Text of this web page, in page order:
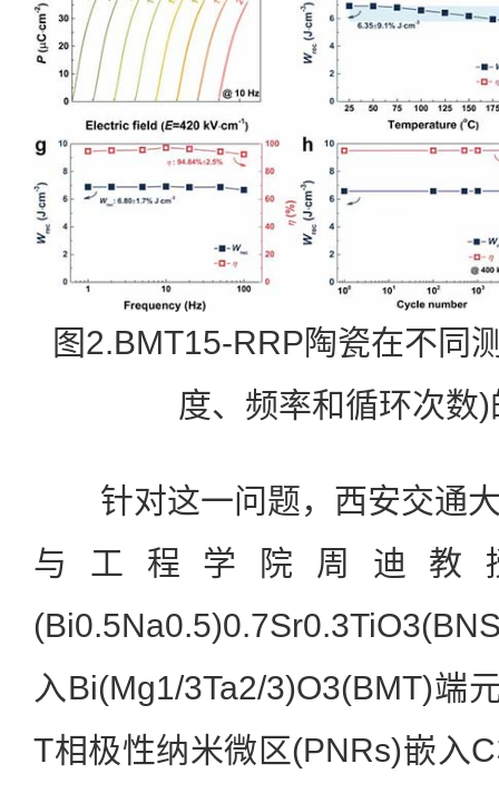
图2.BMT15-RRP陶瓷在不同
度、频率和循环次数
针对这一问题，西安交通大
与工程学院周迪教
入Bi(Mg1/3Ta2/3)O3(BMT)端
T相极性纳米微区(PNRs)嵌入